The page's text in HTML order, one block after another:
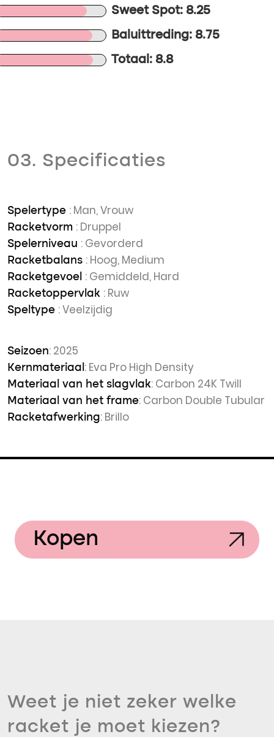
Sweet Spot: 8.25
Baluittreding: 8.75
Totaal: 8.8
03. Specificaties
Spelertype : Man, Vrouw
Racketvorm : Druppel
Spelerniveau : Gevorderd
Racketbalans : Hoog, Medium
Racketgevoel : Gemiddeld, Hard
Racketoppervlak : Ruw
Speltype : Veelzijdig
Seizoen: 2025
Kernmateriaal : Eva Pro High Density
Materiaal van het slagvlak: Carbon 24K Twill
Materiaal van het frame: Carbon Double Tubular
Racketafwerking: Brillo
Kopen
Weet je niet zeker welke
racket je moet kiezen?